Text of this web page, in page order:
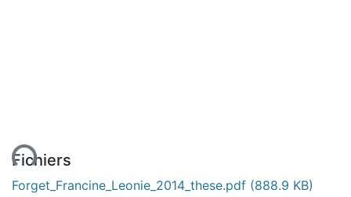
Fichiers
Forget_Francine_Leonie_2014_these.pdf (888.9 KB)